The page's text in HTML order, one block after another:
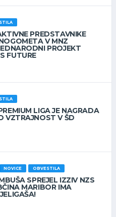
PREDSTAVNIKE
V MNZ
PROJEKT
FUTURE
LIGA JE NAGRADA
VZTRAJNOST V ŠD
NOVICE OBVESTILA
SPREJEL IZZIV NZS
MARIBOR IMA